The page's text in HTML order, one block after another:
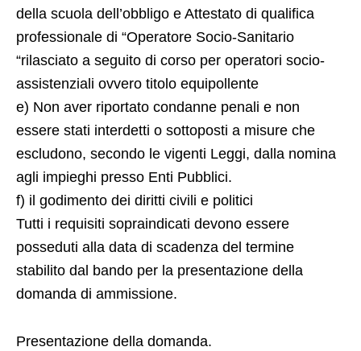
della scuola dell’obbligo e Attestato di qualifica
professionale di “Operatore Socio-Sanitario
“rilasciato a seguito di corso per operatori socio-
assistenziali ovvero titolo equipollente
e) Non aver riportato condanne penali e non
essere stati interdetti o sottoposti a misure che
escludono, secondo le vigenti Leggi, dalla nomina
agli impieghi presso Enti Pubblici.
f) il godimento dei diritti civili e politici
Tutti i requisiti sopraindicati devono essere
posseduti alla data di scadenza del termine
stabilito dal bando per la presentazione della
domanda di ammissione.
Presentazione della domanda.